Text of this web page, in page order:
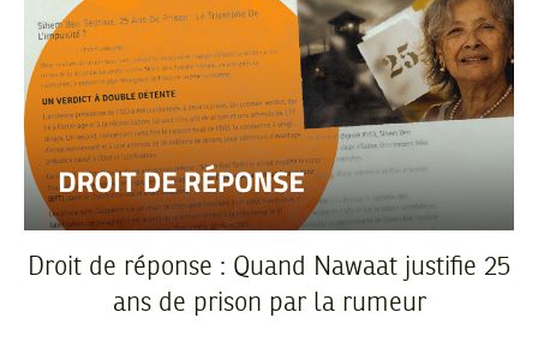
Droit de réponse : Quand Nawaat justifie 25
ans de prison par la rumeur